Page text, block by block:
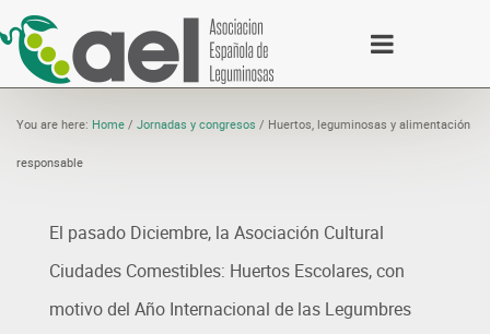
You are here: Home / Jornadas y congresos / Huertos, leguminosas y alimentación
responsable
El pasado Diciembre, la Asociación Cultural
Ciudades Comestibles: Huertos Escolares, con
motivo del Año Internacional de las Legumbres